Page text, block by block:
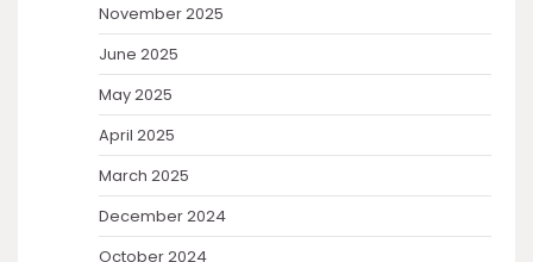
November 2025
June 2025
May 2025
April 2025
March 2025
December 2024
October 2024